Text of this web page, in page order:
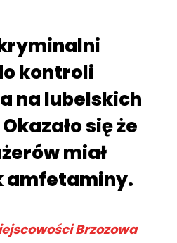
kontroli
na lubelskich
się że
miał
amfetaminy.
Brzozowa